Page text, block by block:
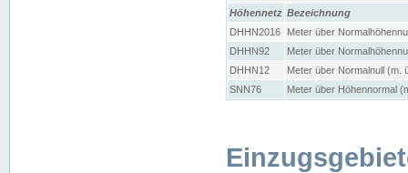
Höhennetz Bezeichnung
DHHN2016
Meter über
DHHN92
Meter über
DHHN12
Meter über Normalnull (m.
SNN76
Meter über Höhennormal